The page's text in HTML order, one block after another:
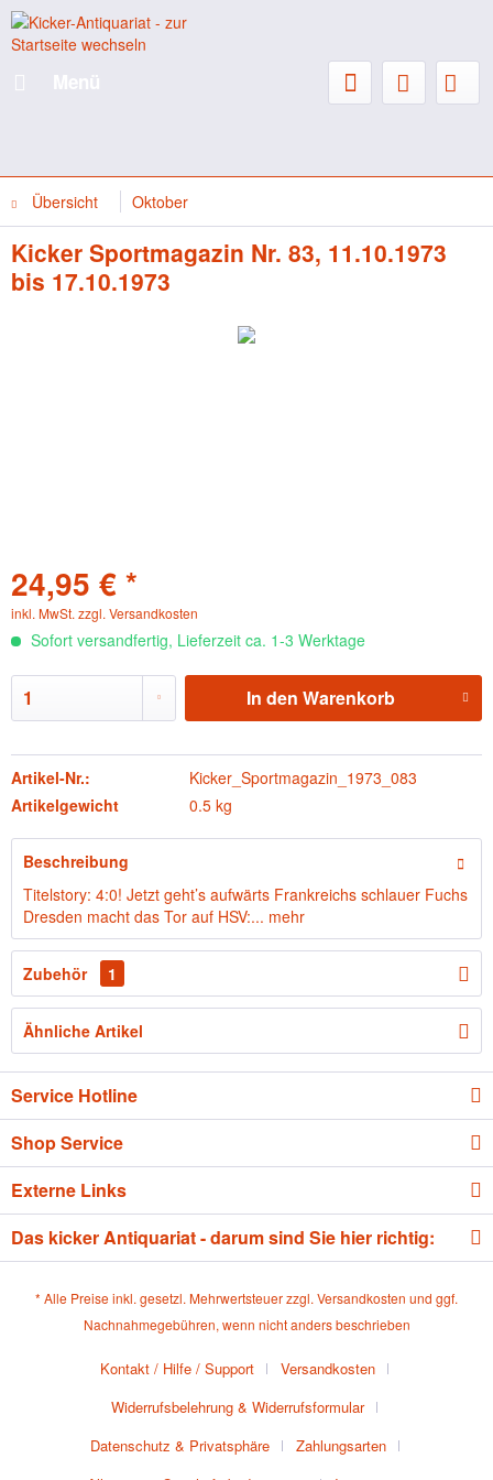
Übersicht Oktober
Kicker Sportmagazin Nr. 83, 11.10.1973
bis 17.10.1973
24,95 € *
inkl. MwSt. zzgl. Versandkosten
Sofort versandfertig, Lieferzeit ca. 1-3 Werktage
In den Warenkorb
Artikel-Nr.:
Kicker_Sportmagazin_1973_083
Artikelgewicht
0.5 kg
Beschreibung
Titelstory: 4:0! Jetzt geht’s aufwärts Frankreichs schlauer Fuchs
Dresden macht das Tor auf HSV:... mehr
Zubehör 1
Ähnliche Artikel
Service Hotline
Shop Service
Externe Links
Das kicker Antiquariat - darum sind Sie hier richtig:
* Alle Preise inkl. gesetzl. Mehrwertsteuer zzgl. Versandkosten und ggf.
Nachnahmegebühren, wenn nicht anders beschrieben
Kontakt / Hilfe / Support
Versandkosten
Widerrufsbelehrung & Widerrufsformular
Datenschutz & Privatsphäre
Zahlungsarten